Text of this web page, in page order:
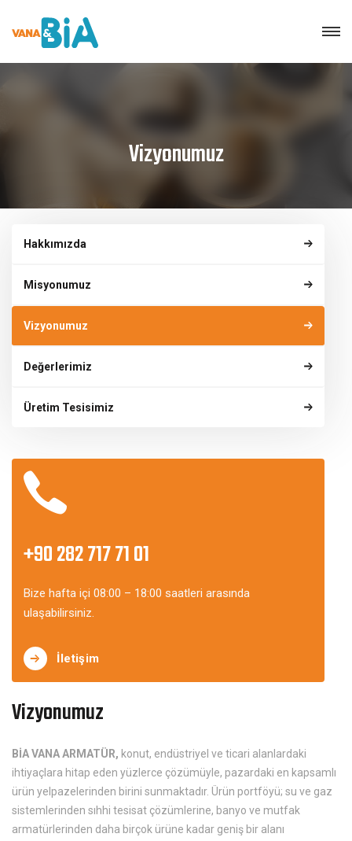
Vizyonumuz
Hakkımızda
Misyonumuz
Vizyonumuz
Değerlerimiz
Üretim Tesisimiz
+90 282 717 71 01
Bize hafta içi 08:00 – 18:00 saatleri arasında
ulaşabilirsiniz.
İletişim
Vizyonumuz
BİA VANA ARMATÜR, konut, endüstriyel ve ticari alanlardaki
ihtiyaçlara hitap eden yüzlerce çözümüyle, pazardaki en kapsamlı
ürün yelpazelerinden birini sunmaktadır. Ürün portföyü; su ve gaz
sistemlerinden sıhhi tesisat çözümlerine, banyo ve mutfak
armatürlerinden daha birçok ürüne kadar geniş bir alanı